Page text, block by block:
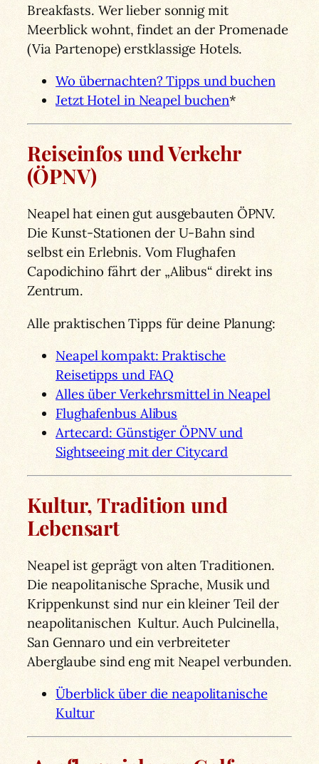
Breakfasts. Wer lieber sonnig mit
Meerblick wohnt, findet an der Promenade
(Via Partenope) erstklassige Hotels.
Wo übernachten? Tipps und buchen
Jetzt Hotel in Neapel buchen*
Reiseinfos und Verkehr
(ÖPNV)
Neapel hat einen gut ausgebauten ÖPNV.
Die Kunst-Stationen der U-Bahn sind
selbst ein Erlebnis. Vom Flughafen
Capodichino fährt der „Alibus“ direkt ins
Zentrum.
Alle praktischen Tipps für deine Planung:
Neapel kompakt: Praktische
Reisetipps und FAQ
Alles über Verkehrsmittel in Neapel
Flughafenbus Alibus
Artecard: Günstiger ÖPNV und
Sightseeing mit der Citycard
Kultur, Tradition und
Lebensart
Neapel ist geprägt von alten Traditionen.
Die neapolitanische Sprache, Musik und
Krippenkunst sind nur ein kleiner Teil der
neapolitanischen Kultur. Auch Pulcinella,
San Gennaro und ein verbreiteter
Aberglaube sind eng mit Neapel verbunden.
Überblick über die neapolitanische
Kultur